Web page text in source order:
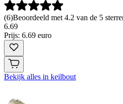
(6)Beoordeeld met 4.2 van de 5
6.69
Prijs: 6.69 euro
Bekijk alles in keilbout